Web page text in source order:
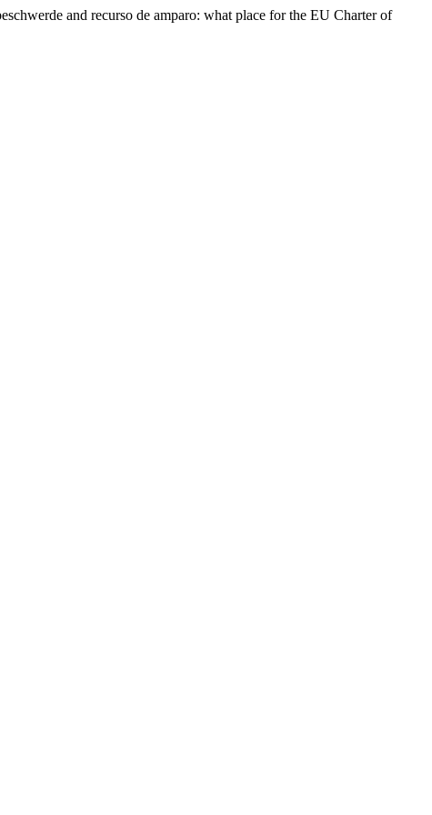
and recurso de amparo: what place for the EU Charter of